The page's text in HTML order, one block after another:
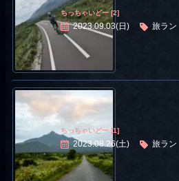
ちっちゃいどー [2]
2023.09.03(日) 旅ラン
ちっちゃいどー [1]
2023.08.26(土) 旅ラン